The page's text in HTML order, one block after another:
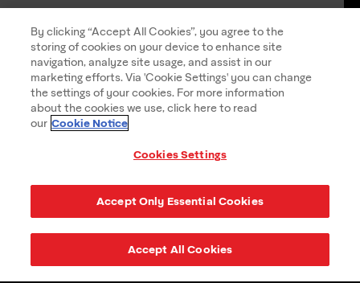
By clicking “Accept All Cookies”, you agree to the
storing of cookies on your device to enhance site
navigation, analyze site usage, and assist in our
marketing efforts. Via 'Cookie Settings' you can change
the settings of your cookies. For more information
about the cookies we use, click here to read
our Cookie Notice
Cookies Settings
Accept Only Essential Cookies
Accept All Cookies